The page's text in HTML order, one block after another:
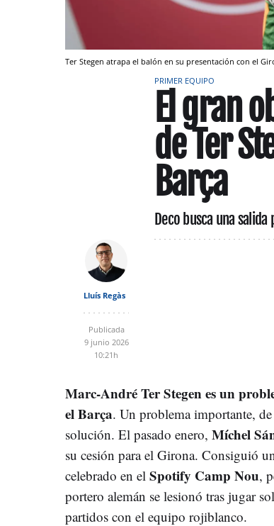
Ter Stegen atrapa el balón en su presentación con el
PRIMER EQUIPO
El gran
de Ter
Barça
Deco busca una
Lluís Regàs
Publicada
9 junio 2026
10:21h
Marc-André Ter Stegen es un
el Barça. Un problema importante,
solución. El pasado enero, Míchel
su cesión para el Girona. Consiguió
celebrado en el Spotify Camp Nou,
portero alemán se lesionó tras jugar
partidos con el equipo rojiblanco.